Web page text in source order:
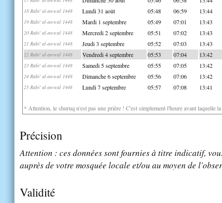
18 Rabi' al-awwal 1448 Lundi 31 août 05:48 06:59 13:44
19 Rabi' al-awwal 1448 Mardi 1 septembre 05:49 07:01 13:43
20 Rabi' al-awwal 1448 Mercredi 2 septembre 05:51 07:02 13:43
21 Rabi' al-awwal 1448 Jeudi 3 septembre 05:52 07:03 13:43
22 Rabi' al-awwal 1448 Vendredi 4 septembre 05:53 07:04 13:42
23 Rabi' al-awwal 1448 Samedi 5 septembre 05:55 07:05 13:42
24 Rabi' al-awwal 1448 Dimanche 6 septembre 05:56 07:06 13:42
25 Rabi' al-awwal 1448 Lundi 7 septembre 05:57 07:08 13:41
* Attention, le shuruq n'est pas une prière ! C'est simplement l'heure avant laquelle
Précision
Attention : ces données sont fournies à titre indicatif,
auprès de votre mosquée locale et/ou au moyen de
Validité